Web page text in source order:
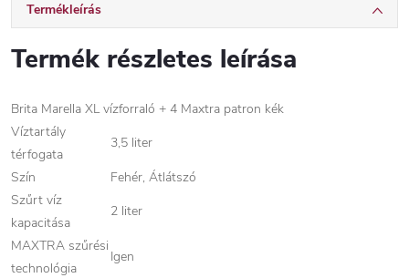
Termékleírás
Termék részletes leírása
Brita Marella XL vízforraló + 4 Maxtra patron kék
Víztartály
térfogata
3,5 liter
Szín
Fehér, Átlátszó
Szűrt víz
kapacitása
2 liter
MAXTRA szűrési
technológia
Igen